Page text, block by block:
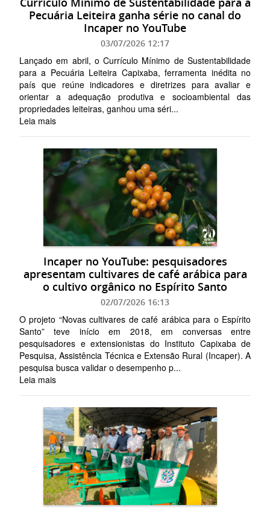
Pecuária Leiteira ganha série no canal do
Incaper no YouTube
03/07/2026 12:17
Lançado em abril, o Currículo Mínimo de Sustentabilidade
para a Pecuária Leiteira Capixaba, ferramenta inédita no
país que reúne indicadores e diretrizes para avaliar e
orientar a adequação produtiva e socioambiental das
propriedades leiteiras, ganhou uma séri...
Leia mais
Incaper no YouTube: pesquisadores
apresentam cultivares de café arábica para
o cultivo orgânico no Espírito Santo
02/07/2026 16:13
O projeto “Novas cultivares de café arábica para o Espírito
Santo” teve início em 2018, em conversas entre
pesquisadores e extensionistas do Instituto Capixaba de
Pesquisa, Assistência Técnica e Extensão Rural (Incaper). A
pesquisa busca validar o desempenho p...
Leia mais